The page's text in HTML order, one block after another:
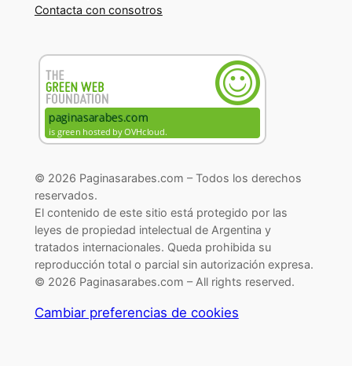
Contacta con consotros
© 2026 Paginasarabes.com – Todos los derechos
reservados.
El contenido de este sitio está protegido por las
leyes de propiedad intelectual de Argentina y
tratados internacionales. Queda prohibida su
reproducción total o parcial sin autorización expresa.
© 2026 Paginasarabes.com – All rights reserved.
Cambiar preferencias de cookies